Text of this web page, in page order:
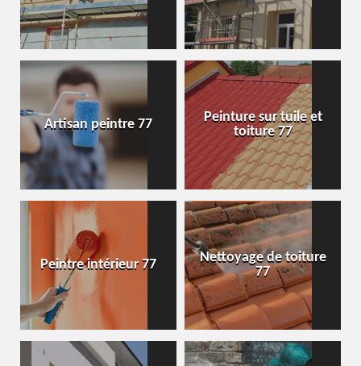
Artisan peintre 77
Peinture sur tuile et
toiture 77
Peintre intérieur 77
Nettoyage de toiture
77